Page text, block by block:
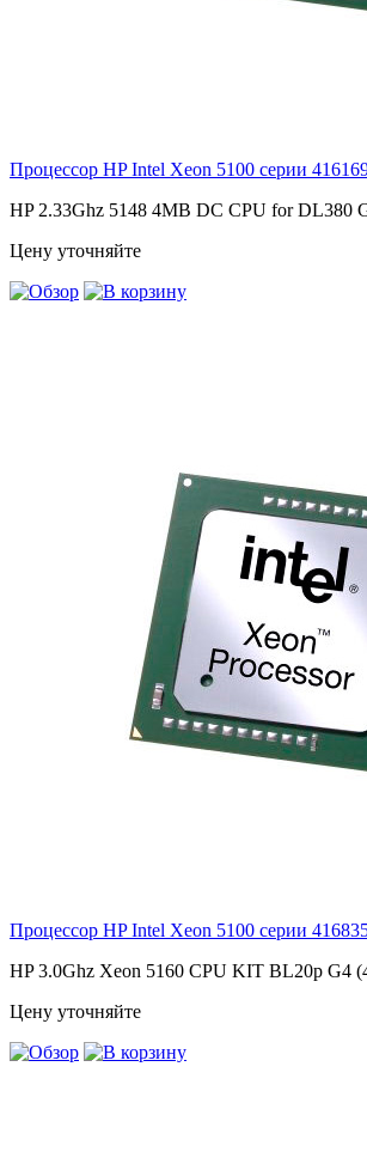
Процессор HP Intel Xeon 5100 серии
HP 2.33Ghz 5148 4MB DC CPU for DL380
Цену уточняйте
Процессор HP Intel Xeon 5100 серии
HP 3.0Ghz Xeon 5160 CPU KIT BL20p G4
Цену уточняйте